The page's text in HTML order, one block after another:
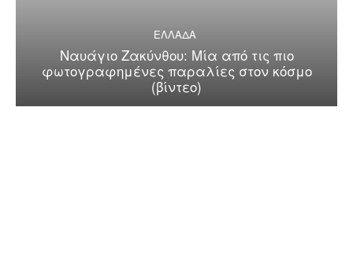
ΕΛΛΑΔΑ
Ναυάγιο Ζακύνθου: Μία από τις πιο
φωτογραφημένες παραλίες στον κόσμο
(βίντεο)